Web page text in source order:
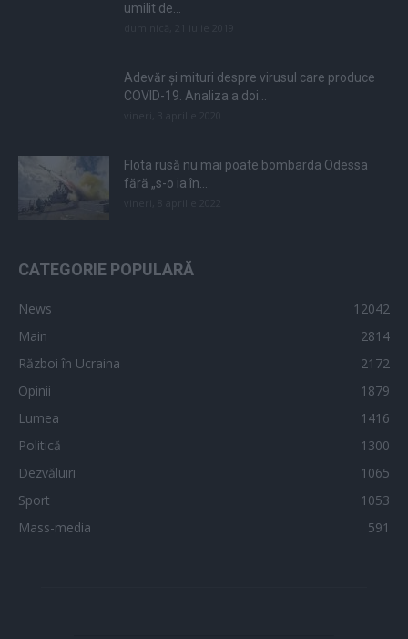
umilit de...
Adevăr și mituri despre virusul care produce
COVID-19. Analiza a doi...
Flota rusă nu mai poate bombarda Odessa
fără „s-o ia în...
CATEGORIE POPULARĂ
News
12042
Main
2814
Război în Ucraina
2172
Opinii
1879
Lumea
1416
Politică
1300
Dezvăluiri
1065
Sport
1053
Mass-media
591